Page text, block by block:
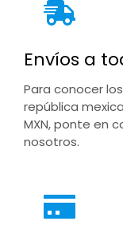
Envíos a
Para conocer
república
MXN, ponte en
nosotros.